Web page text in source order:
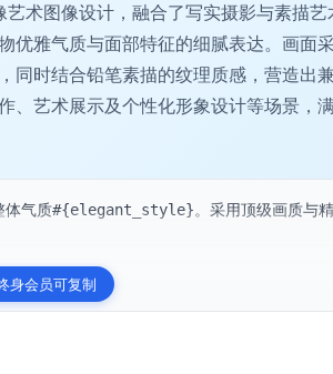
术图像设计，融合了写实摄影与素描艺
优雅气质与面部特征的细腻表达。画面
同时结合铅笔素描的纹理质感，营造出
、艺术展示及个性化形象设计等场景，
气质#{elegant_style}。采用顶级画质与精
身会员可复制